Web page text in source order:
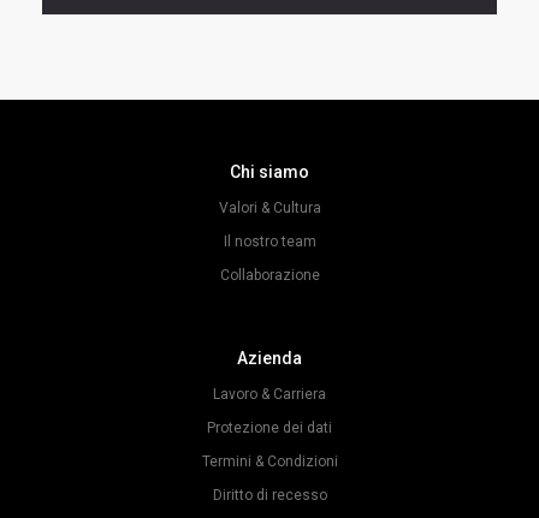
Chi siamo
Valori & Cultura
Il nostro team
Collaborazione
Azienda
Lavoro & Carriera
Protezione dei dati
Termini & Condizioni
Diritto di recesso